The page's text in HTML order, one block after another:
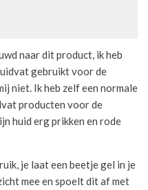
naar dit product, ik heb
gebruikt voor de
niet. Ik heb zelf een normale
producten voor de
huid erg prikken en rode
je laat een beetje gel in je
mee en spoelt dit af met